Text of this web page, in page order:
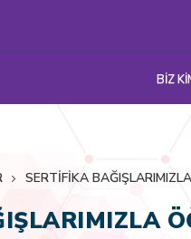
BİZ
SERTİFİKA